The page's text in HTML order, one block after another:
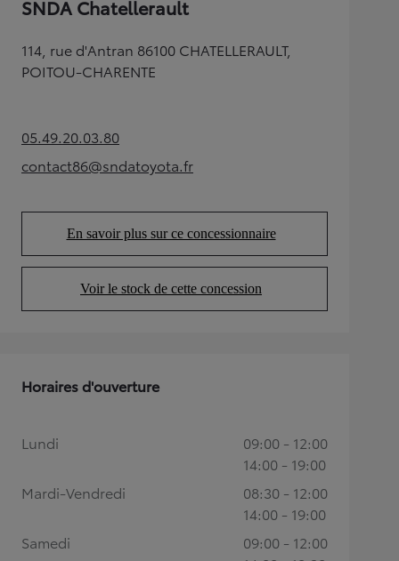
SNDA Chatellerault
114, rue d'Antran 86100 CHATELLERAULT,
POITOU-CHARENTE
05.49.20.03.80(Opens in new tab)
contact86@sndatoyota.fr
(Opens in new tab)
En savoir plus sur ce concessionnaire
(Opens in new tab)
Voir le stock de cette concession
(Opens in new tab)
Horaires d'ouverture
Lundi
09:00 - 12:00
14:00 - 19:00
Mardi-Vendredi
08:30 - 12:00
14:00 - 19:00
Samedi
09:00 - 12:00